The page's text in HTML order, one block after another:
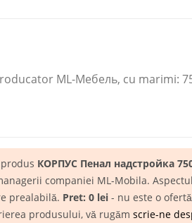
ML-Мебель​, cu marimi:
КОРПУС Пенал надстройка
companiei ML-Mobila.
prealabilă. Pret: 0 lei - nu este o
produsului, vă rugăm scrie-ne